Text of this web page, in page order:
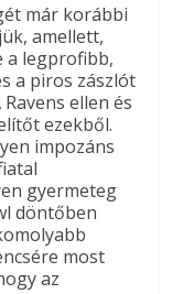
már korábbi
amellett,
a legprofibb,
a piros zászlót
ellen és
ezekből.
impozáns
gyermeteg
döntőben
most
az